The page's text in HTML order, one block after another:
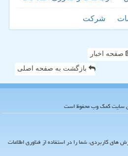
شركت
صفحه اخبار
بازگشت به صفحه اصلی
های کاربردی، شما را در استفاده از فناوری اطلاعات